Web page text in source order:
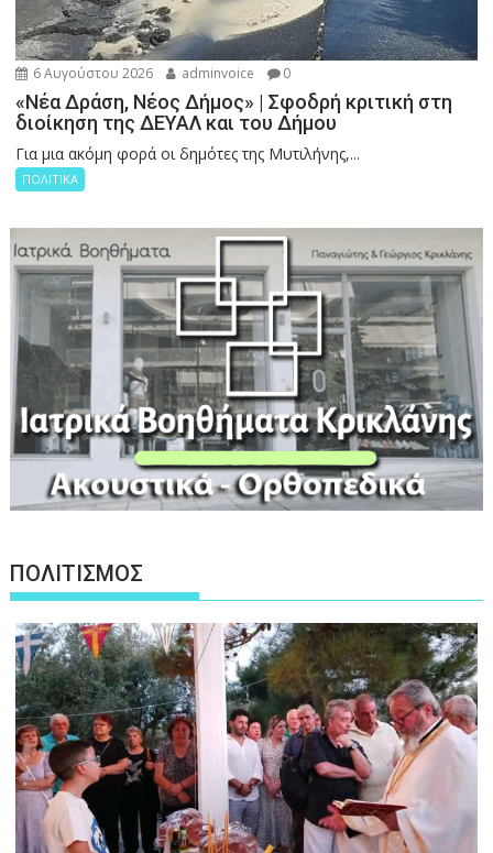
6 Αυγούστου 2026 adminvoice 0
«Νέα Δράση, Νέος Δήμος» | Σφοδρή κριτική στη
διοίκηση της ΔΕΥΑΛ και του Δήμου
Για μια ακόμη φορά οι δημότες της Μυτιλήνης,...
ΠΟΛΙΤΙΚΑ
ΠΟΛΙΤΙΣΜΟΣ